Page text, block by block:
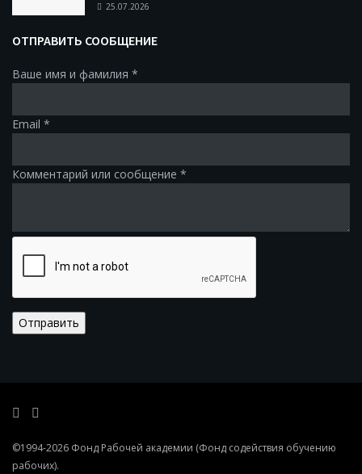
25.07.2026
ОТПРАВИТЬ СООБЩЕНИЕ
Ваше имя и фамилия *
Email *
Комментарий или сообщение *
Отправить
©1994-2026 Фонд Рабочей академии (Фонд содействия обучению
рабочих).